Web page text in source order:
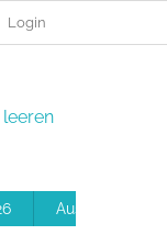
Login
Ausrüstung